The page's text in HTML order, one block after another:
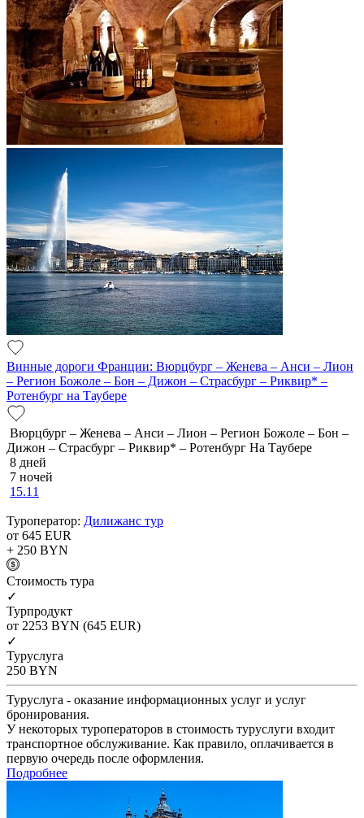
Винные дороги Франции: Вюрцбург – Женева – Анси – Лион
– Регион Божоле – Бон – Дижон – Страсбург – Риквир* –
Ротенбург на Таубере
Вюрцбург – Женева – Анси – Лион – Регион Божоле – Бон –
Дижон – Страсбург – Риквир* – Ротенбург На Таубере
8 дней
7 ночей
15.11
Туроператор: Дилижанс тур
от 645 EUR
+ 250 BYN
Cтоимость тура
✓
Турпродукт
от 2253 BYN (645 EUR)
✓
Туруслуга
250 BYN
Туруслуга - оказание информационных услуг и услуг
бронирования.
У некоторых туроператоров в стоимость туруслуги входит
транспортное обслуживание. Как правило, оплачивается в
первую очередь после оформления.
Подробнее